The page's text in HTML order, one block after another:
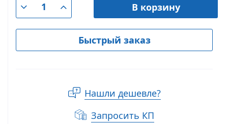
В корзину
Быстрый заказ
Нашли дешевле?
Запросить КП